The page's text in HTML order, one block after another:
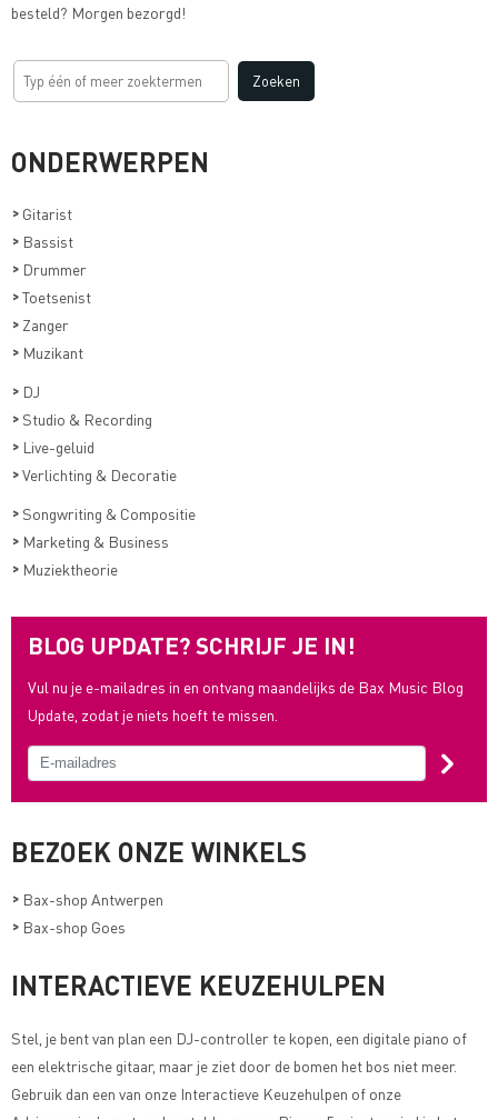
besteld? Morgen bezorgd!
ONDERWERPEN
> Gitarist
> Bassist
> Drummer
>Toetsenist
> Zanger
> Muzikant
> DJ
> Studio & Recording
> Live-geluid
>Verlichting & Decoratie
> Songwriting & Compositie
> Marketing & Business
> Muziektheorie
BLOG UPDATE? SCHRIJF JE IN!
Vul nu je e-mailadres in en ontvang maandelijks de Bax Music Blog
Update, zodat je niets hoeft te missen.
BEZOEK ONZE WINKELS
> Bax-shop Antwerpen
> Bax-shop Goes
INTERACTIEVE KEUZEHULPEN
Stel, je bent van plan een DJ-controller te kopen, een digitale piano of
een elektrische gitaar, maar je ziet door de bomen het bos niet meer.
Gebruik dan een van onze Interactieve Keuzehulpen of onze